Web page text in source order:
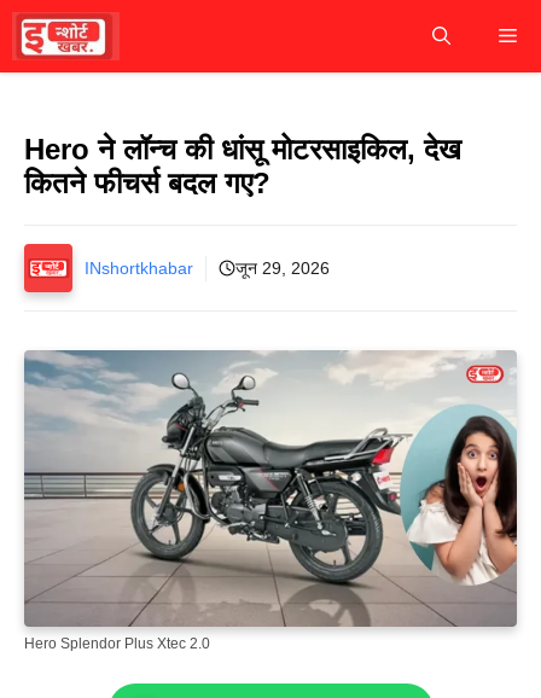
Skip
content
Hero ने लॉन्च की धांसू मोटरसाइकिल, देख
कितने फीचर्स बदल गए?
INshortkhabar जून 29, 2026
Hero Splendor Plus Xtec 2.0